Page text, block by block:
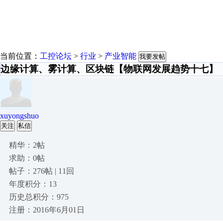
当前位置： 工控论坛 > 行业 > 产业智能 我要发帖
边缘计算、雾计算、区块链【物联网发展趋势十七】
xuyongshuo
关注 私信
精华：2帖
求助：0帖
帖子：276帖 | 11回
年度积分：13
历史总积分：975
注册：2016年6月01日